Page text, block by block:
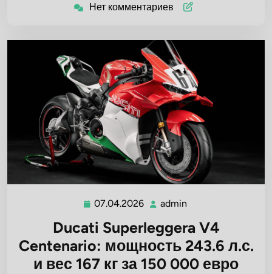
Нет комментариев
07.04.2026 07.04.2026
admin
Ducati Superleggera V4
Centenario: мощность 243.6 л.с.
и вес 167 кг за 150 000 евро